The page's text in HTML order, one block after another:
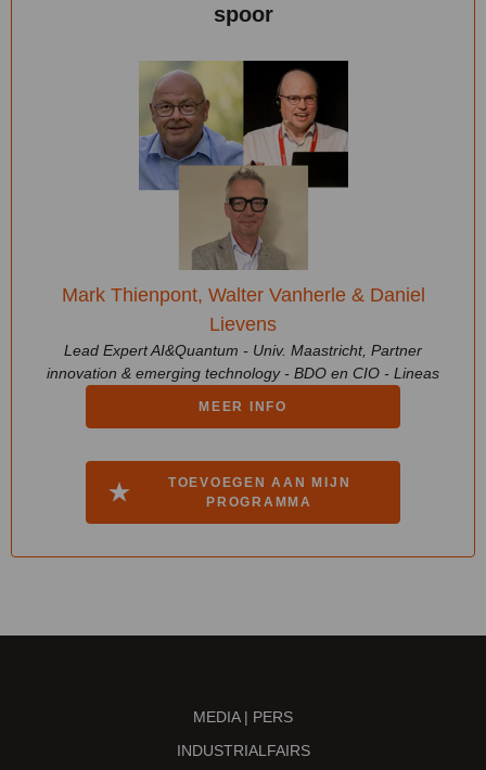
spoor
Mark Thienpont, Walter Vanherle & Daniel
Lievens
Lead Expert AI&Quantum - Univ. Maastricht, Partner
innovation & emerging technology - BDO en CIO - Lineas
MEER INFO
TOEVOEGEN AAN MIJN
PROGRAMMA
MEDIA | PERS
INDUSTRIALFAIRS